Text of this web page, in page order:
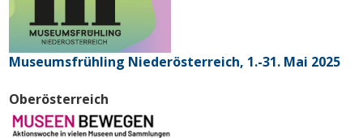
Museumsfrühling Niederösterreich, 1.-31. Mai 2025
Oberösterreich